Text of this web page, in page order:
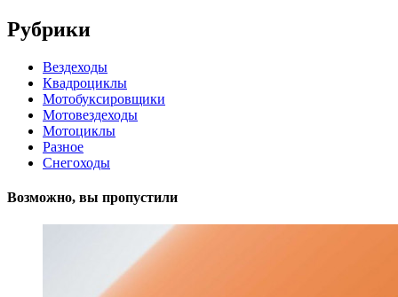
Рубрики
Вездеходы
Квадроциклы
Мотобуксировщики
Мотовездеходы
Мотоциклы
Разное
Снегоходы
Возможно, вы пропустили